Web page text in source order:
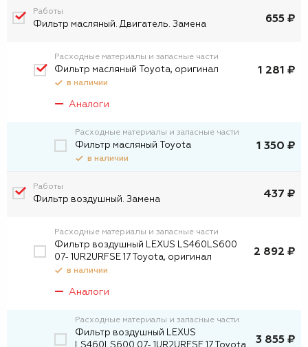
Работы
Фильтр масляный. Двигатель. Замена 655 ₽
Расходные материалы и запасные части
Фильтр масляный Toyota, оригинал
в наличии
1 281 ₽
Аналоги
Расходные материалы и запасные части
Фильтp масляный Toyota
в наличии
1 350 ₽
Работы
Фильтр воздушный. Замена 437 ₽
Расходные материалы и запасные части
Фильтр воздушный LEXUS LS460LS600
07- 1UR2URFSE 17 Toyota, оригинал
в наличии
2 892 ₽
Аналоги
Расходные материалы и запасные части
Фильтр воздушный LEXUS
3 855 ₽